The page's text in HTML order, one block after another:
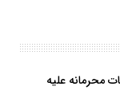
محرمانه علیه